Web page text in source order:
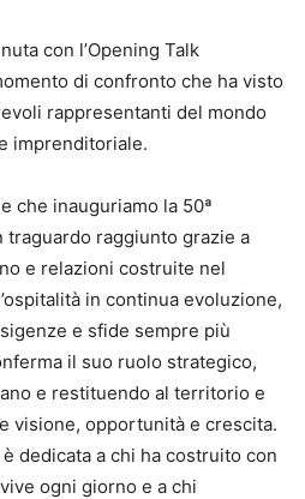
con l’Opening Talk
di confronto che ha visto
rappresentanti del mondo
imprenditoriale.
che inauguriamo la 50ª
raggiunto grazie a
e relazioni costruite nel
in continua evoluzione,
e sfide sempre più
il suo ruolo strategico,
e restituendo al territorio e
visione, opportunità e crescita.
dedicata a chi ha costruito con
ogni giorno e a chi